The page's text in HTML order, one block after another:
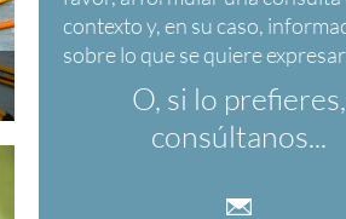
O, si lo prefieres,
consúltanos...